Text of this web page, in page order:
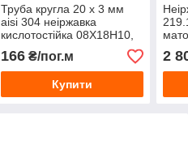
Труба кругла 20 х 3 мм
aisi 304 неіржавка
кислотостійка 08Х18Н10,
аналог 1.4301
166₴/пог.м
Купити
2